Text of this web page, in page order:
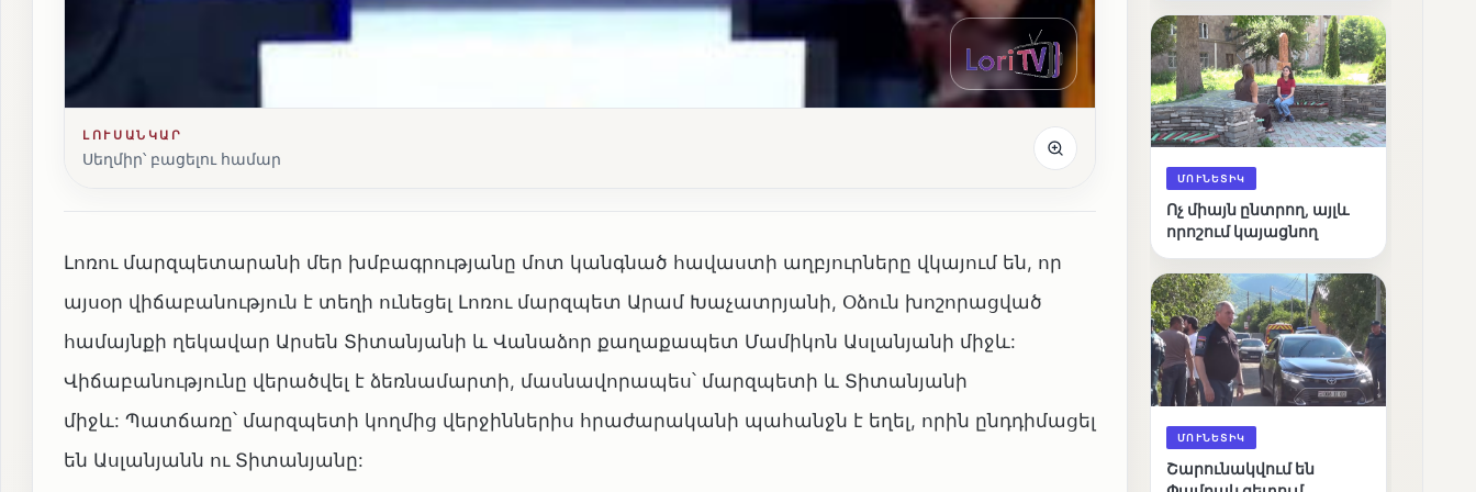
ԼՈՒՍԱՆԿԱՐ
Սեղմիր՝ բացելու համար
Լոռու մարզպետարանի մեր խմբագրությանը մոտ կանգնած հավաստի աղբյուրները վկայում են, որ
այսօր վիճաբանություն է տեղի ունեցել Լոռու մարզպետ Արամ Խաչատրյանի, Օձուն խոշորացված
համայնքի ղեկավար Արսեն Տիտանյանի և Վանաձոր քաղաքապետ Մամիկոն Ասլանյանի միջև:
Վիճաբանությունը վերածվել է ձեռնամարտի, մասնավորապես՝ մարզպետի և Տիտանյանի
միջև: Պատճառը՝ մարզպետի կողմից վերջիններիս հրաժարականի պահանջն է եղել, որին ընդդիմացել
են Ասլանյանն ու Տիտանյանը:
արդյունքները
ՄՈՒՆԵՏԻԿ
Ոչ միայն ընտրող, այլև
որոշում կայացնող
ՄՈՒՆԵՏԻԿ
Շարունակվում են